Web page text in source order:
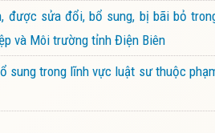
được sửa đổi, bổ sung, bị bãi bỏ
và Môi trường tỉnh Điện Biên
sung trong lĩnh vực luật sư thuộc